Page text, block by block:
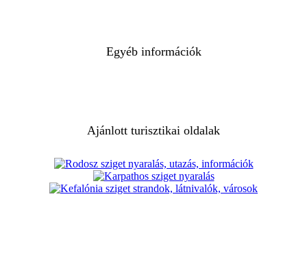
Egyéb információk
Ajánlott turisztikai oldalak